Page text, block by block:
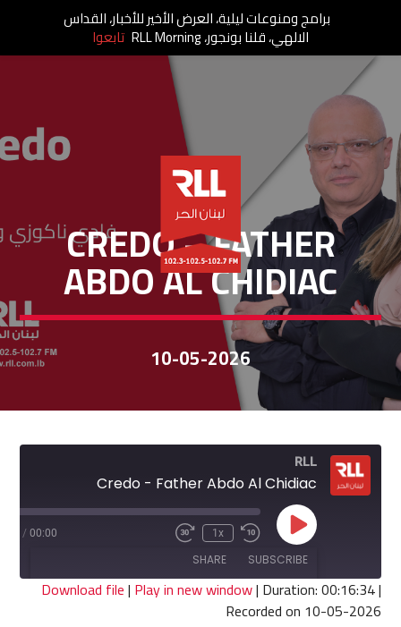
CREDO
CREDO – FATHER
ABDO AL CHIDIAC
10-05-2026
RLL
Credo - Father Abdo Al Chidiac
Play
Episode
Rewind
10
Seconds
1x
Fast
seconds
00:00
/
SUBSCRIBE
SHARE
SHARE
Download file| Play in new window| Duration: 00:16:34|
Recorded on 10-05-2026
برامج ومنوعات ليلية، العرض الأخير للأخبار، القداس
الالهي، قلنا بونجور، RLL Morning تابعوا